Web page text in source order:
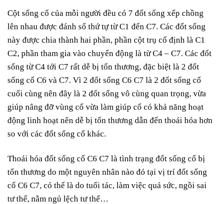
Cột sống cổ của mỗi người đều có 7 đốt sống xếp chồng
lên nhau được đánh số thứ tự từ C1 đến C7. Các đốt sống
này được chia thành hai phần, phần cột trụ cố định là C1
C2, phần tham gia vào chuyển động là từ C4 – C7. Các đốt
sống từ C4 tới C7 rất dễ bị tổn thương, đặc biệt là 2 đốt
sống cổ C6 và C7. Vì 2 đốt sống C6 C7 là 2 đốt sống cổ
cuối cùng nên đây là 2 đốt sống vô cùng quan trọng, vừa
giúp nâng đỡ vùng cổ vừa làm giúp cổ có khả năng hoạt
động linh hoạt nên dễ bị tổn thương dẫn đến thoái hóa hơn
so với các đốt sống cổ khác.
Thoái hóa đốt sống cổ C6 C7 là tình trạng đốt sống cổ bị
tổn thương do một nguyên nhân nào đó tại vị trí đốt sống
cổ C6 C7, có thể là do tuổi tác, làm việc quá sức, ngồi sai
tư thế, nằm ngủ lệch tư thế…